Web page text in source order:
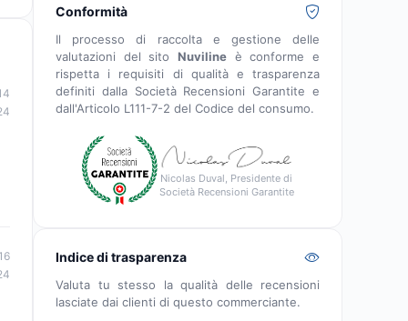
Conformità
Il processo di raccolta e gestione delle
valutazioni del sito Nuviline è conforme e
rispetta i requisiti di qualità e trasparenza
definiti dalla Società Recensioni Garantite e
dall'Articolo L111-7-2 del Codice del consumo.
Nicolas Duval, Presidente di
Società Recensioni Garantite
Indice di trasparenza
Valuta tu stesso la qualità delle recensioni
lasciate dai clienti di questo commerciante.